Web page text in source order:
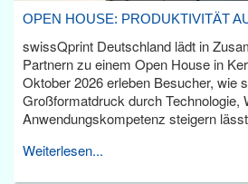
OPEN HOUSE: PRODUKTIVITÄT
swissQprint Deutschland lädt in
Partnern zu einem Open House in
Oktober 2026 erleben Besucher, wie
Großformatdruck durch Technologie,
Anwendungskompetenz steigern
Weiterlesen...